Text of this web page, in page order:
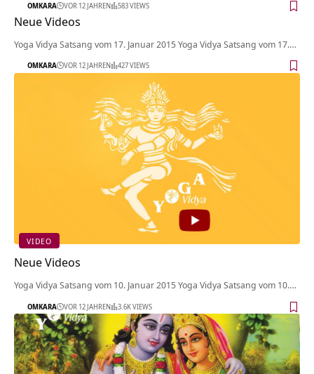
OMKARA VOR 12 JAHREN 583 VIEWS
Neue Videos
Yoga Vidya Satsang vom 17. Januar 2015 Yoga Vidya Satsang vom 17.…
OMKARA VOR 12 JAHREN 427 VIEWS
VIDEO
Neue Videos
Yoga Vidya Satsang vom 10. Januar 2015 Yoga Vidya Satsang vom 10.…
OMKARA VOR 12 JAHREN 3.6K VIEWS